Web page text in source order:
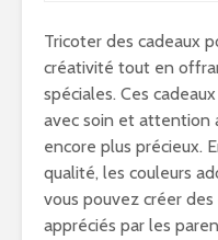
Tricoter des cadeaux
créativité tout en
spéciales. Ces
avec soin et attention
encore plus précieux.
qualité, les couleurs
vous pouvez créer
appréciés par les